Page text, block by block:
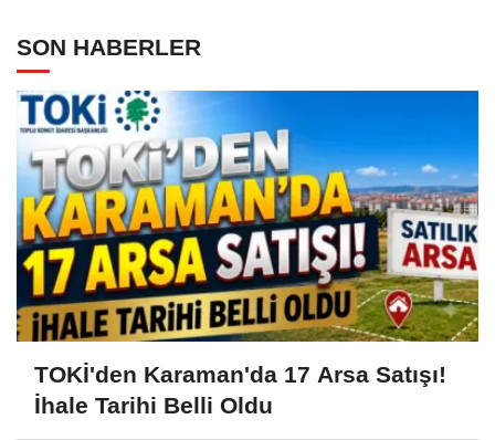
SON HABERLER
TOKİ'den Karaman'da 17 Arsa Satışı!
İhale Tarihi Belli Oldu